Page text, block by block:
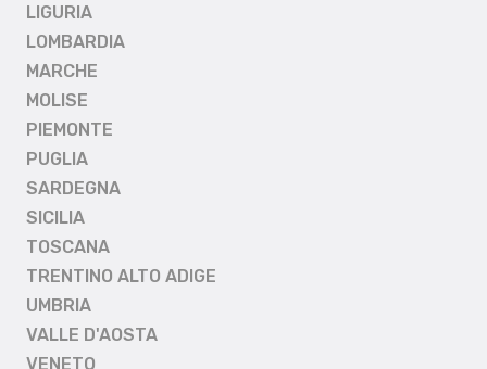
LIGURIA
LOMBARDIA
MARCHE
MOLISE
PIEMONTE
PUGLIA
SARDEGNA
SICILIA
TOSCANA
TRENTINO ALTO ADIGE
UMBRIA
VALLE D'AOSTA
VENETO